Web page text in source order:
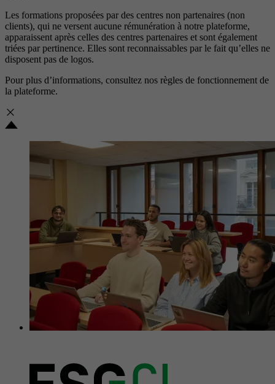
Les formations proposées par des centres non partenaires (non
clients), qui ne versent aucune rémunération à notre plateforme,
apparaissent après celles des centres partenaires et sont également
triées par pertinence. Elles sont reconnaissables par le fait qu’elles ne
disposent pas de logos.
Pour plus d’informations, consultez nos règles de fonctionnement de
la plateforme.